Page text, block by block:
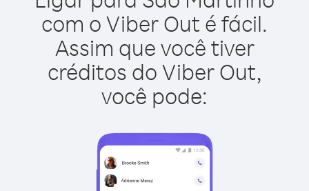
com o Viber Out é fácil.
Assim que você tiver
créditos do Viber Out,
você pode: